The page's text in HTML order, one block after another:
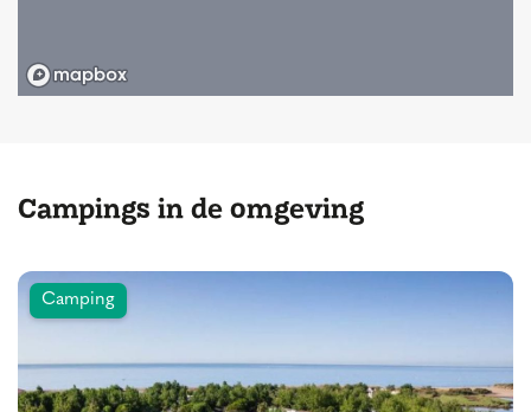
Campings in de omgeving
Camping